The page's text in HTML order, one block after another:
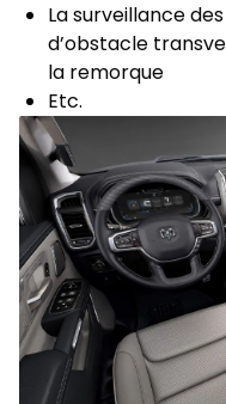
La surveillance
d’obstacle
la remorque
Etc.